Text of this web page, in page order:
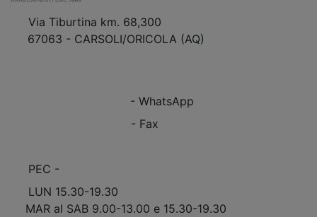
Via Tiburtina km. 68,300
67063 - CARSOLI/ORICOLA (AQ)
- WhatsApp
- Fax
PEC -
LUN 15.30-19.30
MAR al SAB 9.00-13.00 e 15.30-19.30